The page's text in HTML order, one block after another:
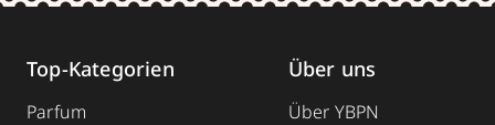
Top-Kategorien
Parfum
Über uns
Über YBPN